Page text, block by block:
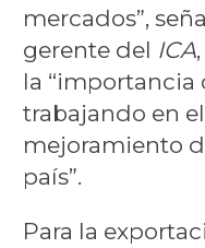
mercados”,
gerente del ICA
la
trabajando en
mejoramiento
país”.
Para la